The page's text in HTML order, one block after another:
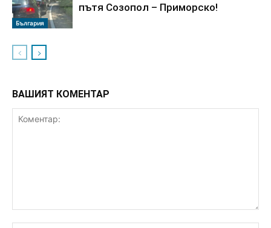
България
пътя Созопол – Приморско!
ВАШИЯТ КОМЕНТАР